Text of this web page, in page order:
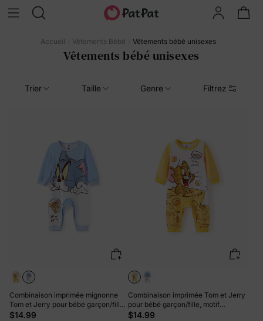
Accueil Vêtements Bébé Vêtements bébé unisexes
Vêtements bébé unisexes
Trier Taille Genre Filtrez
Combinaison imprimée mignonne
Tom et Jerry pour bébé garçon/fille,
bleue
$14.99
Combinaison imprimée Tom et Jerry
pour bébé garçon/fille, motif
mignon, jaune
$14.99